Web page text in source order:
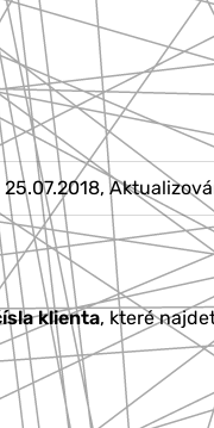
25.07.2018,
klienta, které